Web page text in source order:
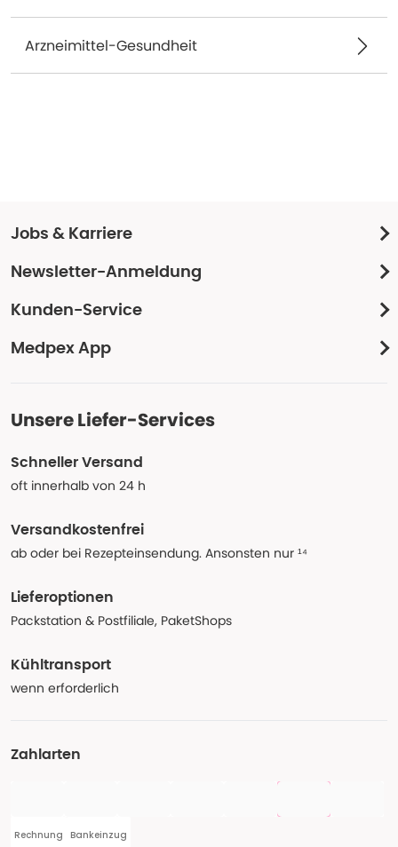
Arzneimittel-Gesundheit
Jobs & Karriere
Newsletter-Anmeldung
Kunden-Service
Medpex App
Unsere Liefer-Services
Schneller Versand
oft innerhalb von 24 h
Versandkostenfrei
ab oder bei Rezepteinsendung. Ansonsten nur ¹⁴
Lieferoptionen
Packstation & Postfiliale, PaketShops
Kühltransport
wenn erforderlich
Zahlarten
Rechnung Bankeinzug